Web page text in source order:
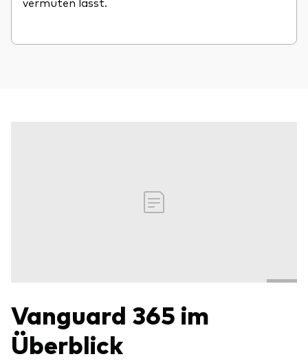
Vanguard 365 im
Überblick